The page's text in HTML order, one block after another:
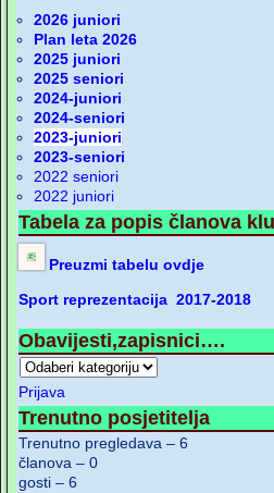
2026 juniori
Plan leta 2026
2025 juniori
2025 seniori
2024-juniori
2024-seniori
2023-juniori
2023-seniori
2022 seniori
2022 juniori
Tabela za popis članova
Preuzmi tabelu ovdje
Sport reprezentacija 2017-2018
Obavijesti,zapisnici….
Prijava
Trenutno posjetitelja
Trenutno pregledava – 6
članova – 0
gosti – 6